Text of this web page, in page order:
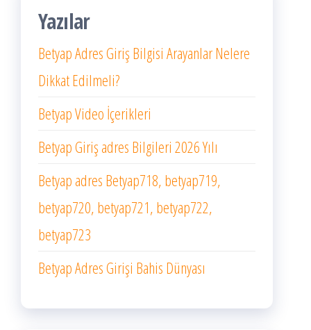
Yazılar
Betyap Adres Giriş Bilgisi Arayanlar Nelere
Dikkat Edilmeli?
Betyap Video İçerikleri
Betyap Giriş adres Bilgileri 2026 Yılı
Betyap adres Betyap718, betyap719,
betyap720, betyap721, betyap722,
betyap723
Betyap Adres Girişi Bahis Dünyası